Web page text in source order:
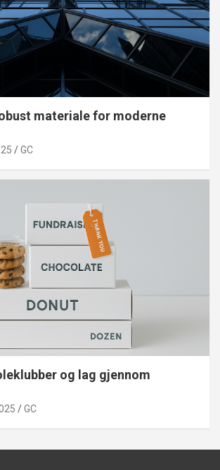
materiale for moderne
GC
og lag gjennom
GC